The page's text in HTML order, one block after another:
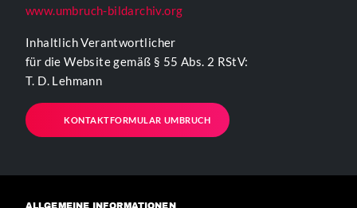
www.umbruch-bildarchiv.org
Inhaltlich Verantwortlicher
für die Website gemäß § 55 Abs. 2 RStV:
T. D. Lehmann
KONTAKTFORMULAR UMBRUCH
ALLGEMEINE INFORMATIONEN